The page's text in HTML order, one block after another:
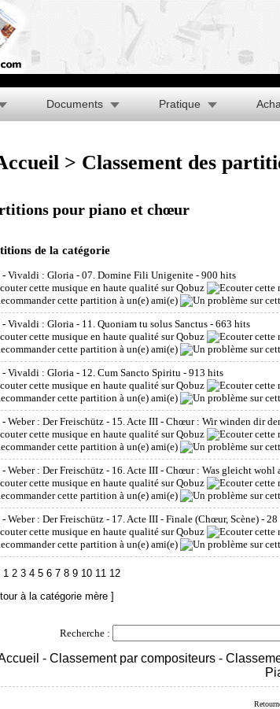
Documents Pratique
> Classement des
pour piano et chœur
de la catégorie
- Vivaldi : Gloria - 07. Domine Fili Unigenite - 900 hits
- Vivaldi : Gloria - 11. Quoniam tu solus Sanctus - 663 hits
- Vivaldi : Gloria - 12. Cum Sancto Spiritu - 913 hits
- Weber : Der Freischütz - 15. Acte III - Chœur : Wir winden dir
- Weber : Der Freischütz - 16. Acte III - Chœur : Was gleicht wohl
- Weber : Der Freischütz - 17. Acte III - Finale (Chœur, Scène) - 28
1 2 3 4 5 6 7 8 9 10 11 12
à la catégorie mère ]
Recherche :
- Classement par compositeurs -